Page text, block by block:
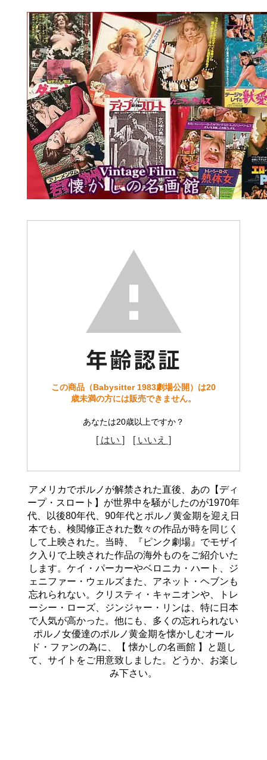
この商品（Babysitter 1983劇場公開）は20
歳未満の方には販売できません。
あなたは20歳以上ですか？
[ はい ] [ いいえ ]
アメリカでポルノが解禁された直後、あの【ディ
ープ・スロート】が世界中を騒がしたのが1970年
代、以後80年代、90年代とポルノ黄金期を迎え日
本でも、検閲修正された数々の作品が時を同じく
して上映された。当時、『ピンク劇場』でモザイ
ク入りで上映された作品の海外ものをご紹介いた
します。ケイ・パーカーやベロニカ・ハート、ジ
ェニファー・ウェルズまた、アネット・ヘブンも
忘れられない。クリスティ・キャニオンや、トレ
ーシー・ローズ、ジンジャー・リンは、特に日本
で人気が高かった。他にも、多くの忘れられない
ポルノ女優達のポルノ黄金期を懐かしむオール
ド・ファンの為に、【 懐かしの名画館 】と題し
て、サイトをご用意致しました。どうか、お楽し
み下さい。